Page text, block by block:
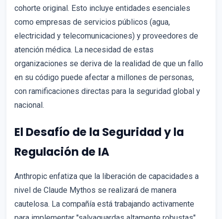
cohorte original. Esto incluye entidades esenciales
como empresas de servicios públicos (agua,
electricidad y telecomunicaciones) y proveedores de
atención médica. La necesidad de estas
organizaciones se deriva de la realidad de que un fallo
en su código puede afectar a millones de personas,
con ramificaciones directas para la seguridad global y
nacional.
El Desafío de la Seguridad y la
Regulación de IA
Anthropic enfatiza que la liberación de capacidades a
nivel de Claude Mythos se realizará de manera
cautelosa. La compañía está trabajando activamente